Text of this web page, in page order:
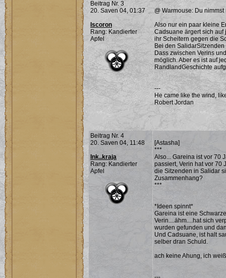
Beitrag Nr. 3
20. Saven 04, 01:37
Iscoron
Rang: Kandierter
Apfel
@ Warmouse: Du
Also nur ein paar kleine
Cadsuane ärgert sich auf
ihr Scheitern gegen die
Bei den
Dass zwischen Verins
möglich. Aber es ist auf
RandlandGeschichte
---
He came like the wind,
Robert Jordan
Beitrag Nr. 4
20. Saven 04, 11:48
Ink..kraja
Rang: Kandierter
Apfel
[Astasha]
***
Also... Gareina ist vor 70
passiert, Verin hat vor 70
die Sitzenden in Salidar
Zusammenhang?
***
*Ideen spinnt*
Gareina ist eine
Verin....ähm....hat sich
wurden gefunden und
Und Cadsuane, ist halt
selber dran Schuld.
ach keine Ahung, ich